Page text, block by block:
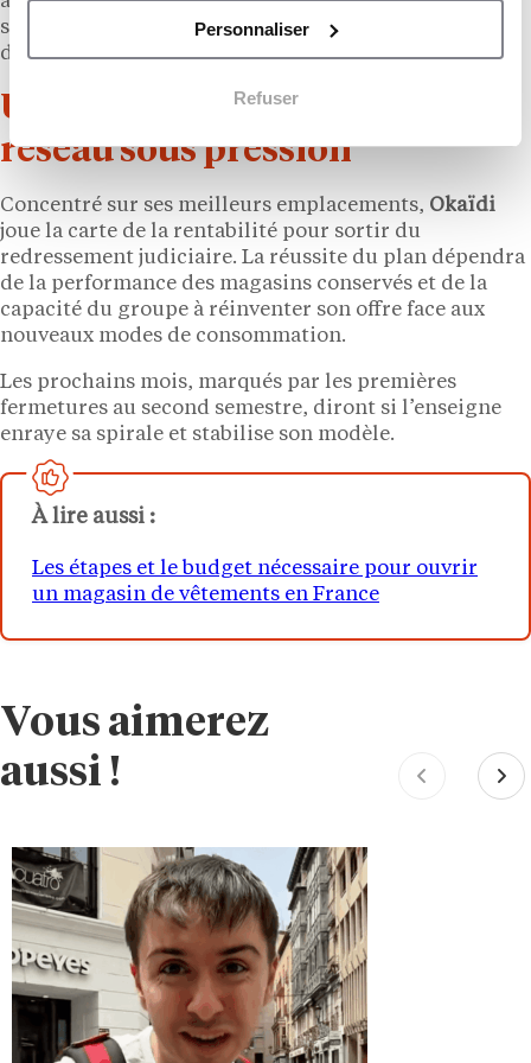
Personnaliser
Refuser
secteur ont déjà fermé des points de vente ou changé
de mains ces derniers mois.
Un test pour la relance d’un
réseau sous pression
Concentré sur ses meilleurs emplacements, Okaïdi
joue la carte de la rentabilité pour sortir du
redressement judiciaire. La réussite du plan dépendra
de la performance des magasins conservés et de la
capacité du groupe à réinventer son offre face aux
nouveaux modes de consommation.
Les prochains mois, marqués par les premières
fermetures au second semestre, diront si l’enseigne
enraye sa spirale et stabilise son modèle.
À lire aussi :
Les étapes et le budget nécessaire pour ouvrir
un magasin de vêtements en France
Vous aimerez
aussi !